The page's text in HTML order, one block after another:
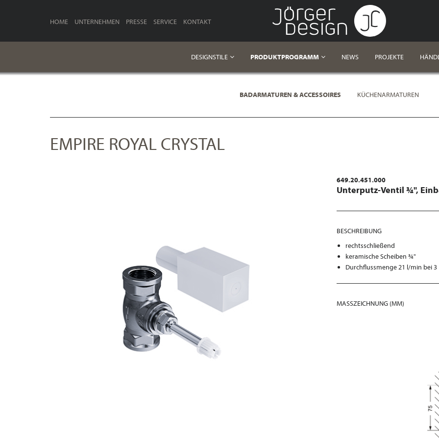
HOME UNTERNEHMEN PRESSE SERVICE KONTAKT
DESIGNSTILE PRODUKTPROGRAMM NEWS PROJEKTE
BADARMATUREN & ACCESSOIRES KÜCHENARMATUREN
EMPIRE ROYAL CRYSTAL
649.20.451.000
Unterputz-Ventil ¾",
BESCHREIBUNG
rechtsschließend
keramische Scheiben ¾"
Durchflussmenge 21 l/min bei 3
MASSZEICHNUNG (MM)